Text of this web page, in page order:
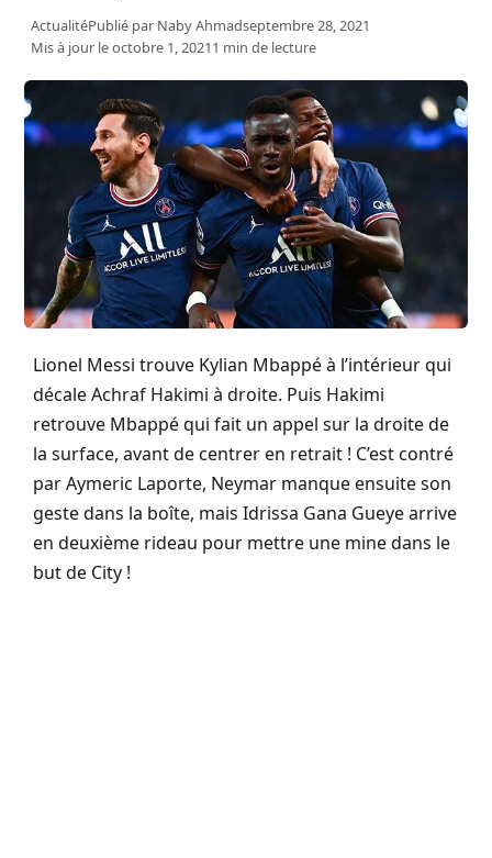
ActualitéPublié par Naby Ahmadseptembre 28, 2021
Mis à jour le octobre 1, 20211 min de lecture
Lionel Messi trouve Kylian Mbappé à l’intérieur qui
décale Achraf Hakimi à droite. Puis Hakimi
retrouve Mbappé qui fait un appel sur la droite de
la surface, avant de centrer en retrait ! C’est contré
par Aymeric Laporte, Neymar manque ensuite son
geste dans la boîte, mais Idrissa Gana Gueye arrive
en deuxième rideau pour mettre une mine dans le
but de City !